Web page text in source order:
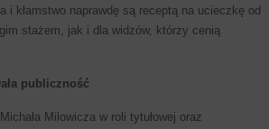
kłamstwo naprawdę są receptą na ucieczkę od
stażem, jak i dla widzów, którzy cenią
publiczność
Milowicza w roli tytułowej oraz